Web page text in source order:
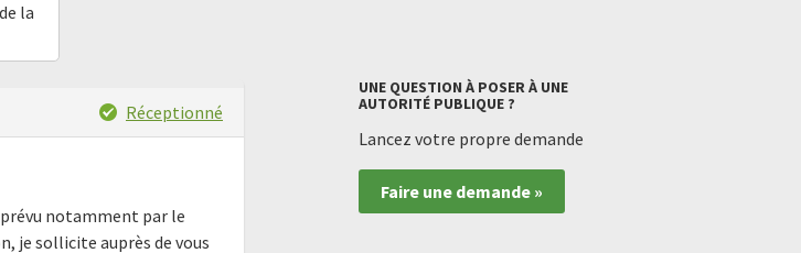
la
Réceptionné
notamment par le
je sollicite auprès de vous
UNE QUESTION À POSER À UNE
AUTORITÉ PUBLIQUE ?
Lancez votre propre demande
Faire une demande »